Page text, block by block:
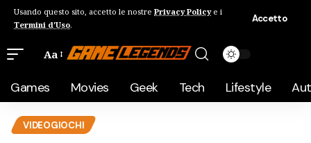
Usando questo sito, accetto le nostre Privacy Policye i
Termini d'Uso.
Accetto
Aa
Games Movies Geek Tech Lifestyle
VIDEOGIOCHI